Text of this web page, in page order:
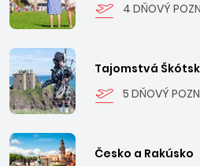
4 DŇOVÝ
Tajomstvá
5 DŇOVÝ
Česko a Rakúsko